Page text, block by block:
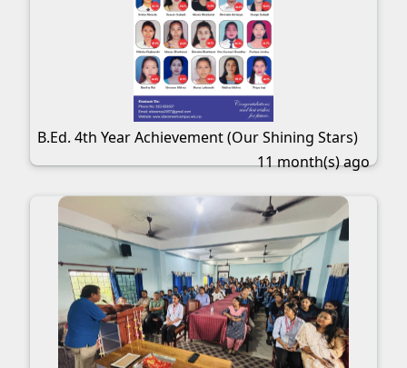
B.Ed. 4th Year Achievement (Our Shining Stars)
11 month(s) ago